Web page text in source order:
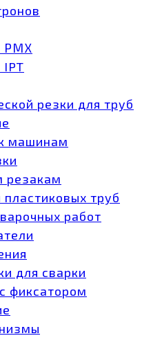
РМХ
резки для труб
машинам
труб
работ
для сварки
фиксатором